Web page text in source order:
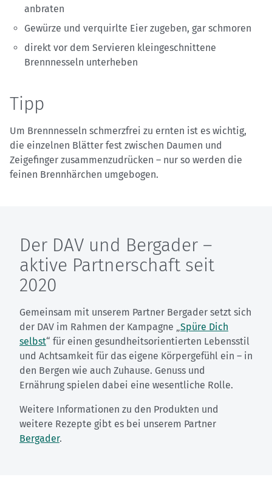
anbraten
Gewürze und verquirlte Eier zugeben, gar schmoren
direkt vor dem Servieren kleingeschnittene
Brennnesseln unterheben
Tipp
Um Brennnesseln schmerzfrei zu ernten ist es wichtig,
die einzelnen Blätter fest zwischen Daumen und
Zeigefinger zusammenzudrücken – nur so werden die
feinen Brennhärchen umgebogen.
Der DAV und Bergader –
aktive Partnerschaft seit
2020
Gemeinsam mit unserem Partner Bergader setzt sich
der DAV im Rahmen der Kampagne „ Spüre Dich
selbst“ für einen gesundheitsorientierten Lebensstil
und Achtsamkeit für das eigene Körpergefühl ein – in
den Bergen wie auch Zuhause. Genuss und
Ernährung spielen dabei eine wesentliche Rolle.
Weitere Informationen zu den Produkten und
weitere Rezepte gibt es bei unserem Partner
Bergader.